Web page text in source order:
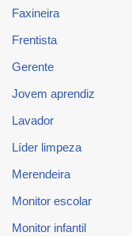
Faxineira
Frentista
Gerente
Jovem aprendiz
Lavador
Líder limpeza
Merendeira
Monitor escolar
Monitor infantil